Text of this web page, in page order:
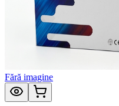
Fără imagine